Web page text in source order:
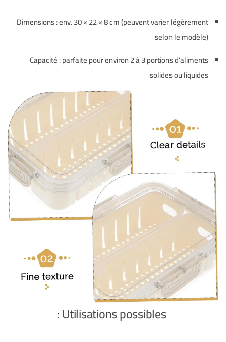
Dimensions : env. 30 × 22 × 8 cm (peuvent varier légèrement
selon le modèle)
Capacité : parfaite pour environ 2 à 3 portions d’aliments
solides ou liquides
Utilisations possibles :